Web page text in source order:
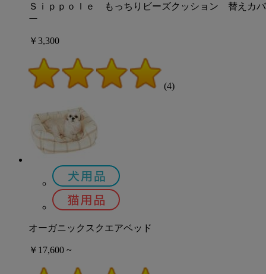
Ｓｉｐｐｏｌｅ もっちりビーズクッション 替えカバ
ー
￥3,300
(4)
オーガニックスクエアベッド
￥17,600 ~